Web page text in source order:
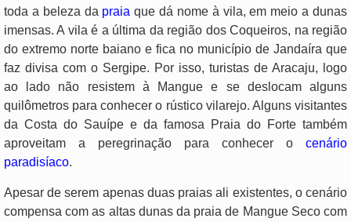
toda a beleza da praia que dá nome à vila, em meio a dunas
imensas. A vila é a última da região dos Coqueiros, na região
do extremo norte baiano e fica no município de Jandaíra que
faz divisa com o Sergipe. Por isso, turistas de Aracaju, logo
ao lado não resistem à Mangue e se deslocam alguns
quilômetros para conhecer o rústico vilarejo. Alguns visitantes
da Costa do Sauípe e da famosa Praia do Forte também
aproveitam a peregrinação para conhecer o cenário
paradisíaco.
Apesar de serem apenas duas praias ali existentes, o cenário
compensa com as altas dunas da praia de Mangue Seco com